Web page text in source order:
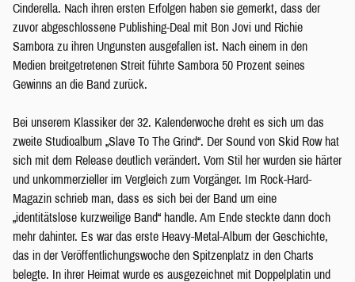
Cinderella. Nach ihren ersten Erfolgen haben sie gemerkt, dass der
zuvor abgeschlossene Publishing-Deal mit Bon Jovi und Richie
Sambora zu ihren Ungunsten ausgefallen ist. Nach einem in den
Medien breitgetretenen Streit führte Sambora 50 Prozent seines
Gewinns an die Band zurück.
Bei unserem Klassiker der 32. Kalenderwoche dreht es sich um das
zweite Studioalbum „Slave To The Grind“. Der Sound von Skid Row hat
sich mit dem Release deutlich verändert. Vom Stil her wurden sie härter
und unkommerzieller im Vergleich zum Vorgänger. Im Rock-Hard-
Magazin schrieb man, dass es sich bei der Band um eine
„identitätslose kurzweilige Band“ handle. Am Ende steckte dann doch
mehr dahinter. Es war das erste Heavy-Metal-Album der Geschichte,
das in der Veröffentlichungswoche den Spitzenplatz in den Charts
belegte. In ihrer Heimat wurde es ausgezeichnet mit Doppelplatin und